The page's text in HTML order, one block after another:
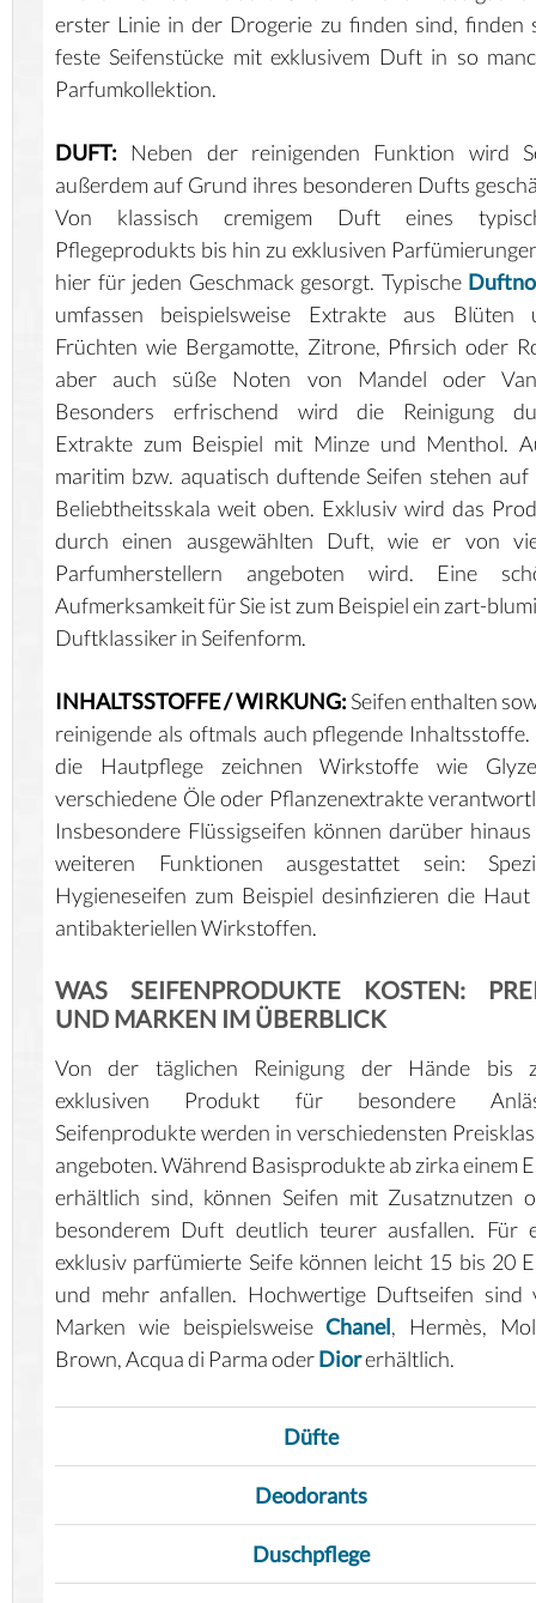
erster Linie in der Drogerie zu finden sind, finden
feste Seifenstücke mit exklusivem Duft in so
Parfumkollektion.
DUFT: Neben der reinigenden Funktion wird
außerdem auf Grund ihres besonderen Dufts
Von klassisch cremigem Duft eines
Pflegeprodukts bis hin zu exklusiven
hier für jeden Geschmack gesorgt. Typische
umfassen beispielsweise Extrakte aus Blüten
Früchten wie Bergamotte, Zitrone, Pfirsich oder
aber auch süße Noten von Mandel oder
Besonders erfrischend wird die Reinigung
Extrakte zum Beispiel mit Minze und Menthol.
maritim bzw. aquatisch duftende Seifen stehen auf
Beliebtheitsskala weit oben. Exklusiv wird das
durch einen ausgewählten Duft, wie er von
Parfumherstellern angeboten wird. Eine
Aufmerksamkeit für Sie ist zum Beispiel ein zart-
Duftklassiker in Seifenform.
INHALTSSTOFFE / WIRKUNG: Seifen enthalten
reinigende als oftmals auch pflegende Inhaltsstoffe.
die Hautpflege zeichnen Wirkstoffe wie
verschiedene Öle oder Pflanzenextrakte
Insbesondere Flüssigseifen können darüber
weiteren Funktionen ausgestattet sein:
Hygieneseifen zum Beispiel desinfizieren die
antibakteriellen Wirkstoffen.
WAS SEIFENPRODUKTE KOSTEN:
UND MARKEN IM ÜBERBLICK
Von der täglichen Reinigung der Hände bis
exklusiven Produkt für besondere
Seifenprodukte werden in verschiedensten
angeboten. Während Basisprodukte ab zirka einem
erhältlich sind, können Seifen mit Zusatznutzen
besonderem Duft deutlich teurer ausfallen. Für
exklusiv parfümierte Seife können leicht 15 bis 20
und mehr anfallen. Hochwertige Duftseifen sind
Marken wie beispielsweiseChanel, Hermès,
Brown, Acqua di Parma oderDiorerhältlich.
Düfte
Deodorants
Duschpflege